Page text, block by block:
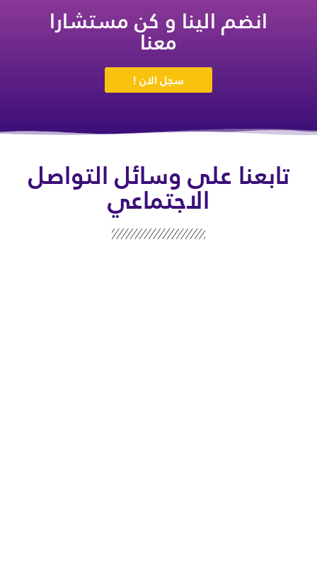
انضم الينا و كن مستشارا
معنا
سجل الان !
تابعنا على وسائل التواصل
الاجتماعي